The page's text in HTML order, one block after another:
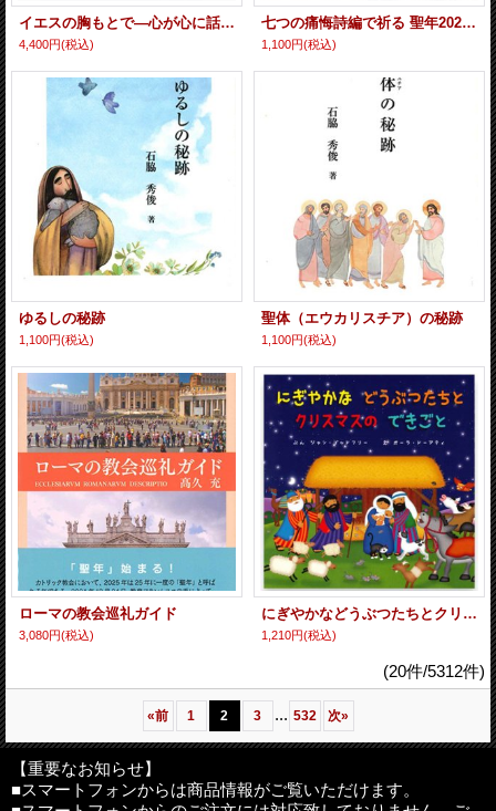
イエスの胸もとで―心が心に話しかける時―ある司祭の祈りの日記
4,400円(税込)
七つの痛悔詩編で祈る 聖年2025と大阪万博2025に合わせて
1,100円(税込)
ゆるしの秘跡
1,100円(税込)
聖体（エウカリスチア）の秘跡
1,100円(税込)
ローマの教会巡礼ガイド
3,080円(税込)
にぎやかなどうぶつたちとクリスマスのできごと
1,210円(税込)
(20件/5312件)
«前 1 2 3 ... 532 次»
【重要なお知らせ】
■スマートフォンからは商品情報がご覧いただけます。